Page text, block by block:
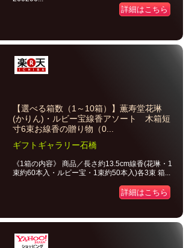
詳細はこちら
【選べる箱数（1～10箱）】薫寿堂花琳
(かりん)・ルビー宝線香アソート 木箱短
寸6束お線香の贈り物（0...
ギフトギャラリー石橋
《1箱の内容》 商品／長さ約13.5cm線香(花琳・1
束約60本入・ルビー宝・1束約50本入)各3束 箱...
詳細はこちら